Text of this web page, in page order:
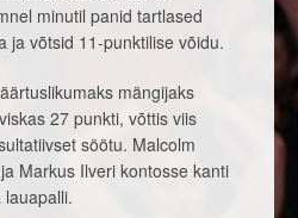
minutil panid tartlased
ja võtsid 11-punktilise võidu.
mängijaks
27 punkti, võttis viis
söötu. Malcolm
Markus Ilveri kontosse kanti